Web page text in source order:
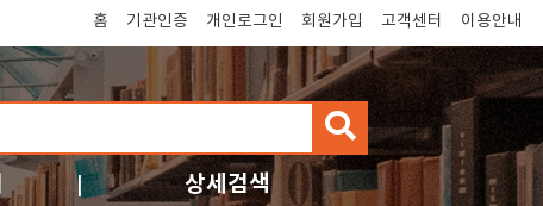
홈 기관인증 개인로그인 회원가입 고객센터 이용안내
검
색
상세검색